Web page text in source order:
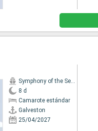
Symphony of the Seas
8 d
Camarote estándar
Galveston
25/04/2027